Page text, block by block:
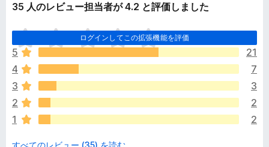
35 人のレビュー担当者が 4.2 と評価しました
ログインしてこの拡張機能を評価
ま
だ
評
価
さ
れ
て
い
5
21
4
7
3
3
2
2
1
2
すべてのレビュー (35) を読む